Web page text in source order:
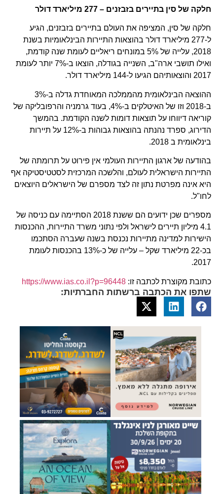
חלקה של סין בתיירים בזבזנים – 277 מיליארד דולר
חלקה של סין, המציפה את העולם בתיירים בזבזנים, הגיע
ל-277 מיליארד דולר בהוצאות התיירות הבינלאומיות בשנת
2018, עלייה של 5% במונחים ריאליים לעומת שנה קודמת,
ואילו תושבי ארה"ב, השנייה בגודלה, הוצאו ב-7% יותר לעומת
2017 והוצאותיהם הגיעו ל-144 מיליארד דולר.
ההוצאה הבינלאומית מהממלכה המאוחדת גדלה ב-3%
ב-2018 וזו של האיטלקים ב-4%, בעוד גרמניה והרפובליקה של
קוריאה דיווחו על תוצאות דומות לשנה הקודמת. בהמשך
הדירוג, ספרד נהנתה בהוצאות גבוהות ב-12% על תיירות
בינלאומית ב 2018.
בהודעה של ארגון התיירות העולמי אין פירוט על תרומתה של
התיירות הישראלית לעולם, והלשכה המרכזית לסטטיסטיקה אף
היא אינה מפרטת נתון זה לצד מספרם של הישראלים היוצאים
לחו"ל.
מספרים שכן ידועים הם ששנת 2018 הסתיימה עם כניסה של
4.1 מיליון תיירים לישראל ולפי נתוני משרד התיירות, ההכנסות
הישירות למדינה מתיירות נכנסת בשנה שעברה הסתכמו
בכ-22 מיליארד שקל – עלייה של כ-13% בהכנסות לעומת
2017.
כתובת מקוצרת לכתבה זו: https://www.ias.co.il?p=96448
שתפו את הכתבה ברשתות החברתיות: